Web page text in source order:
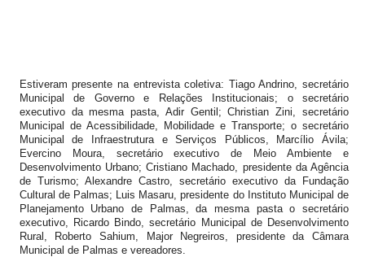
Estiveram presente na entrevista coletiva: Tiago Andrino, secretário
Municipal de Governo e Relações Institucionais; o secretário
executivo da mesma pasta, Adir Gentil; Christian Zini, secretário
Municipal de Acessibilidade, Mobilidade e Transporte; o secretário
Municipal de Infraestrutura e Serviços Públicos, Marcílio Ávila;
Evercino Moura, secretário executivo de Meio Ambiente e
Desenvolvimento Urbano; Cristiano Machado, presidente da Agência
de Turismo; Alexandre Castro, secretário executivo da Fundação
Cultural de Palmas; Luis Masaru, presidente do Instituto Municipal de
Planejamento Urbano de Palmas, da mesma pasta o secretário
executivo, Ricardo Bindo, secretário Municipal de Desenvolvimento
Rural, Roberto Sahium, Major Negreiros, presidente da Câmara
Municipal de Palmas e vereadores.